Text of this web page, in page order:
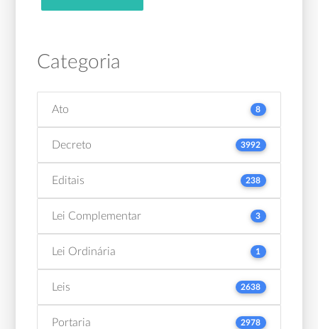
Categoria
Ato 8
Decreto 3992
Editais 238
Lei Complementar 3
Lei Ordinária 1
Leis 2638
Portaria 2978